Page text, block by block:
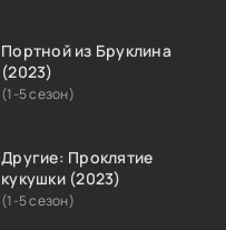
Портной из Бруклина
(2023)
(1-5 сезон)
Другие: Проклятие
кукушки (2023)
(1-5 сезон)